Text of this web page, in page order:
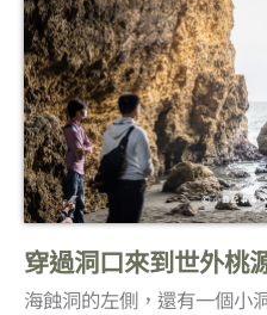
穿過洞口來到世外桃
海蝕洞的左側，還有一個小